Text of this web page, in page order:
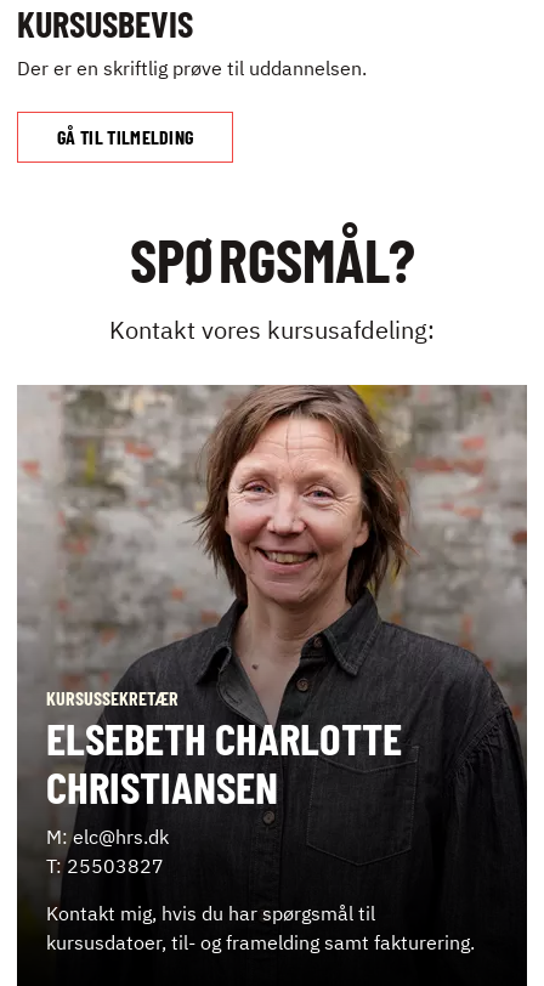
KURSUSBEVIS
Der er en skriftlig prøve til uddannelsen.
GÅ TIL TILMELDING
SPØRGSMÅL?
Kontakt vores kursusafdeling:
KURSUSSEKRETÆR
ELSEBETH CHARLOTTE
CHRISTIANSEN
M: elc@hrs.dk
T: 25503827
Kontakt mig, hvis du har spørgsmål til
kursusdatoer, til- og framelding samt fakturering.